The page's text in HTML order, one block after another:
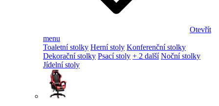
Otevřít
menu
Toaletní stolky Herní stoly Konferenční stolky
Dekorační stolky Psací stoly + 2 další Noční stolky
Jídelní stoly